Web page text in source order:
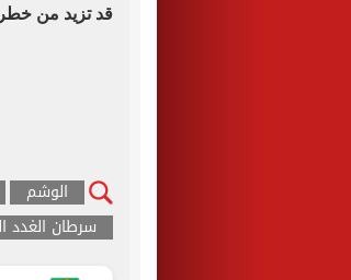
قد تزيد من خطر
الوشم
سرطان الغدد